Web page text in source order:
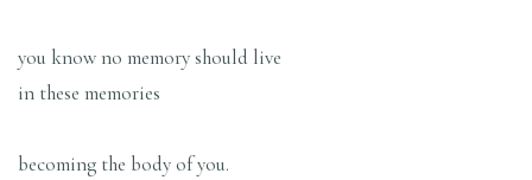
you know no memory should live
in these memories
becoming the body of you.